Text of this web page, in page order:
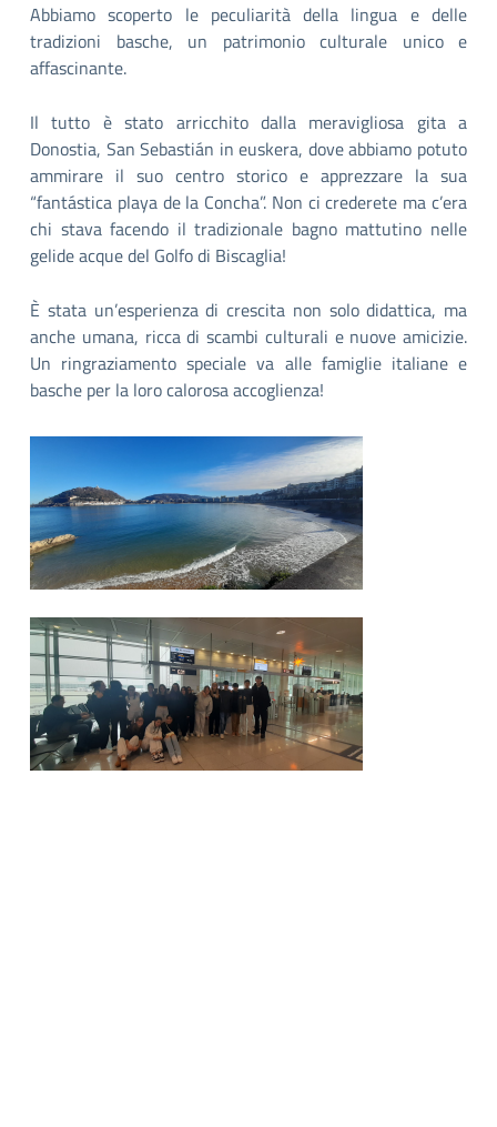
Abbiamo scoperto le peculiarità della lingua e delle
tradizioni basche, un patrimonio culturale unico e
affascinante.
Il tutto è stato arricchito dalla meravigliosa gita a
Donostia, San Sebastián in euskera, dove abbiamo potuto
ammirare il suo centro storico e apprezzare la sua
“fantástica playa de la Concha”. Non ci crederete ma c’era
chi stava facendo il tradizionale bagno mattutino nelle
gelide acque del Golfo di Biscaglia!
È stata un’esperienza di crescita non solo didattica, ma
anche umana, ricca di scambi culturali e nuove amicizie.
Un ringraziamento speciale va alle famiglie italiane e
basche per la loro calorosa accoglienza!